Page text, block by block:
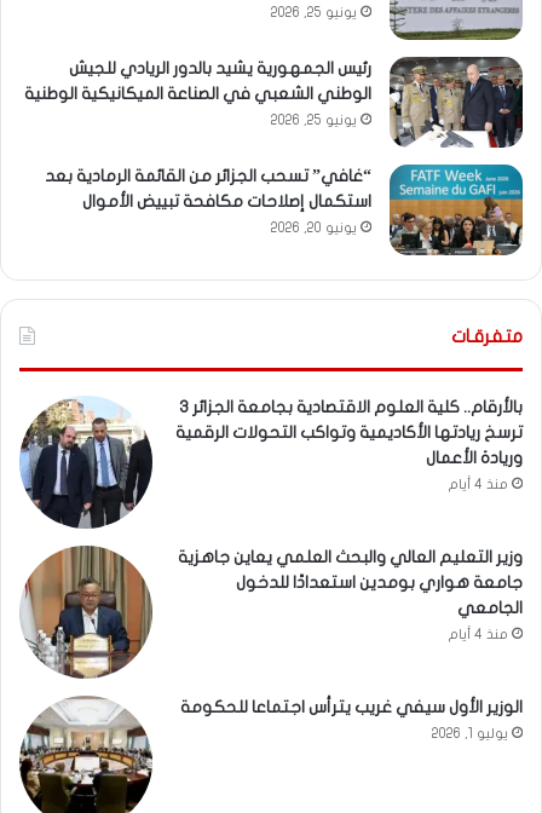
يونيو 25, 2026
رئيس الجمهورية يشيد بالدور الريادي للجيش
الوطني الشعبي في الصناعة الميكانيكية الوطنية
يونيو 25, 2026
“غافي” تسحب الجزائر من القائمة الرمادية بعد
استكمال إصلاحات مكافحة تبييض الأموال
يونيو 20, 2026
متفرقـات
بالأرقام.. كلية العلوم الاقتصادية بجامعة الجزائر 3
ترسخ ريادتها الأكاديمية وتواكب التحولات الرقمية
وريادة الأعمال
منذ 4 أيام
وزير التعليم العالي والبحث العلمي يعاين جاهزية
جامعة هواري بومدين استعدادًا للدخول
الجامعي
منذ 4 أيام
الوزير الأول سيفي غريب يترأس اجتماعا للحكومة
يوليو 1, 2026